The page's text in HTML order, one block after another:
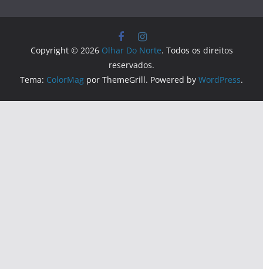
Copyright © 2026 Olhar Do Norte. Todos os direitos
reservados.
Tema: ColorMag por ThemeGrill. Powered by WordPress.